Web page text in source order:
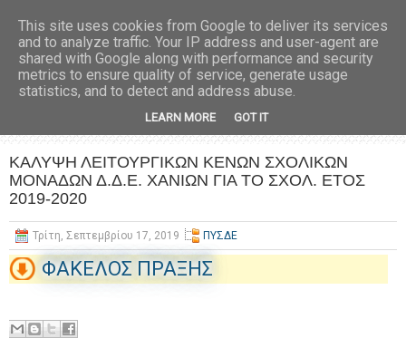
ΚΑΛΥΨΗ ΛΕΙΤΟΥΡΓΙΚΩΝ ΚΕΝΩΝ ΣΧΟΛΙΚΩΝ
ΜΟΝΑΔΩΝ Δ.Δ.Ε. ΧΑΝΙΩΝ ΓΙΑ ΤΟ ΣΧΟΛ. ΕΤΟΣ
2019-2020
Τρίτη, Σεπτεμβρίου 17, 2019 ΠΥΣΔΕ
ΦΑΚΕΛΟΣ ΠΡΑΞΗΣ
This site uses cookies from Google to deliver its services
and to analyze traffic. Your IP address and user-agent are
shared with Google along with performance and security
metrics to ensure quality of service, generate usage
statistics, and to detect and address abuse.
LEARN MORE GOT IT